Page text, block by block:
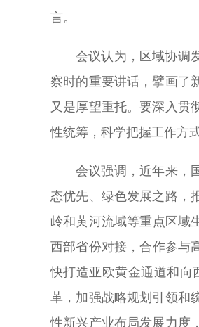
言。
会议认为，区域协调
察时的重要讲话，擘画了
又是厚望重托。要深入贯
性统筹，科学把握工作方
会议强调，近年来，
态优先、绿色发展之路，
岭和黄河流域等重点区域
西部省份对接，合作参与
快打造亚欧黄金通道和向
革，加强战略规划引领和
性新兴产业布局发展力度